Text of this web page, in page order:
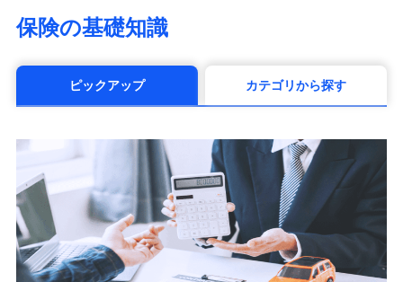
マニュライフ生命保険株式会社
（https://www.manulife.co.jp/）
（https://www.msa-life.co.jp/）
メットライフ生命株式会社(https://www.metlife.co.jp/)
■少額短期保険
株式会社アシロ少額短期保険 (https://kailash.co.jp/)
SBIいきいき少額短期保険会社 (https://www.i-
sedai.com/)
SBIペット少額短期保険株式会社 (https://www.sbipet-
ssi.co.jp/)
保険の基礎知識
ピックアップ カテゴリから探す